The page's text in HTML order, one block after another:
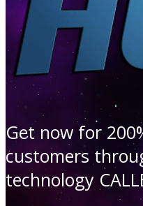
Get now for
customers
technology